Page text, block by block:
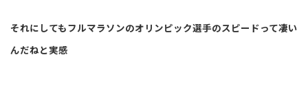
それにしてもフルマラソンのオリンピック選手のスピードって凄い
んだねと実感